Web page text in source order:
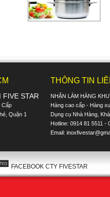
STAR
Cấp
Quận 1
THÔNG TIN
NHẬN LÀM HÀNG
Hàng cao cấp - Hàng
Dụng cụ Nhà Hàng,
Hotline: 0914 81 5511 -
Email:
FACEBOOK CTY FIVESTAR